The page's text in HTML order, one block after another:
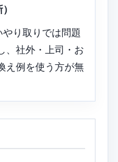
り取りでは問題
、社外・上司・お
え例を使う方が無